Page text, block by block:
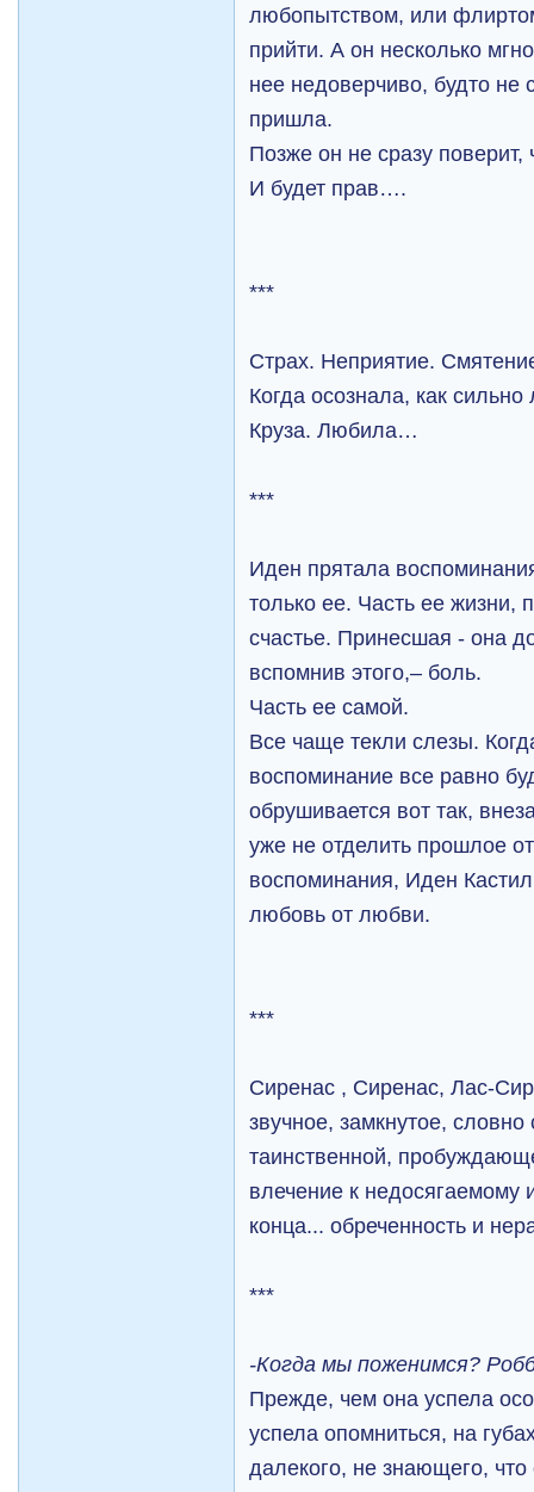
любопытством, или
прийти. А он несколько
нее недоверчиво, будто не
пришла.
Позже он не сразу поверит,
И будет прав….
***
Страх. Неприятие.
Когда осознала, как
Круза. Любила…
***
Иден прятала
только ее. Часть ее жизни,
счастье. Принесшая - она
вспомнив этого,– боль.
Часть ее самой.
Все чаще текли слезы.
воспоминание все равно
обрушивается вот так,
уже не отделить прошлое
воспоминания, Иден
любовь от любви.
***
Сиренас , Сиренас, Лас-
звучное, замкнутое, словно
таинственной,
влечение к недосягаемому
конца... обреченность и
***
-Когда мы поженимся?
Прежде, чем она успела
успела опомниться, на
далекого, не знающего,